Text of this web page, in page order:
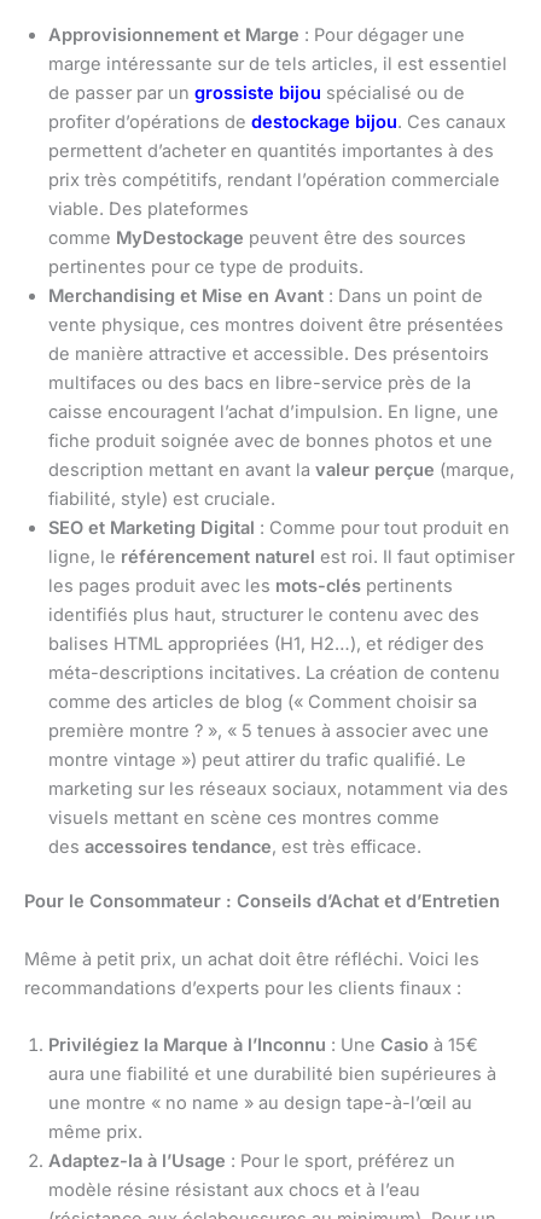
Approvisionnement et Marge : Pour dégager une
marge intéressante sur de tels articles, il est essentiel
de passer par un grossiste bijou spécialisé ou de
profiter d’opérations de destockage bijou. Ces canaux
permettent d’acheter en quantités importantes à des
prix très compétitifs, rendant l’opération commerciale
viable. Des plateformes
comme MyDestockage peuvent être des sources
pertinentes pour ce type de produits.
Merchandising et Mise en Avant : Dans un point de
vente physique, ces montres doivent être présentées
de manière attractive et accessible. Des présentoirs
multifaces ou des bacs en libre-service près de la
caisse encouragent l’achat d’impulsion. En ligne, une
fiche produit soignée avec de bonnes photos et une
description mettant en avant la valeur perçue (marque,
fiabilité, style) est cruciale.
SEO et Marketing Digital : Comme pour tout produit en
ligne, le référencement naturel est roi. Il faut optimiser
les pages produit avec les mots-clés pertinents
identifiés plus haut, structurer le contenu avec des
balises HTML appropriées (H1, H2…), et rédiger des
méta-descriptions incitatives. La création de contenu
comme des articles de blog (« Comment choisir sa
première montre ? », « 5 tenues à associer avec une
montre vintage ») peut attirer du trafic qualifié. Le
marketing sur les réseaux sociaux, notamment via des
visuels mettant en scène ces montres comme
des accessoires tendance, est très efficace.
Pour le Consommateur : Conseils d’Achat et d’Entretien
Même à petit prix, un achat doit être réfléchi. Voici les
recommandations d’experts pour les clients finaux :
Privilégiez la Marque à l’Inconnu : Une Casio à 15€
aura une fiabilité et une durabilité bien supérieures à
une montre « no name » au design tape-à-l’œil au
même prix.
Adaptez-la à l’Usage : Pour le sport, préférez un
modèle résine résistant aux chocs et à l’eau